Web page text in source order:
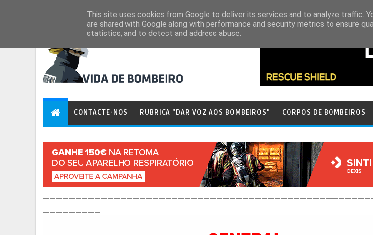
CONTACTE-NOS RUBRICA "DAR VOZ AOS BOMBEIROS" CORPOS DE BOMBEIROS
This site uses cookies from Google to deliver its services and to analyze traffic.
are shared with Google along with performance and security metrics to ensure
statistics, and to detect and address abuse.